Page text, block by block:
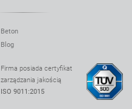
Beton
Blog
Firma posiada certyfikat
zarządzania jakością
ISO 9011:2015